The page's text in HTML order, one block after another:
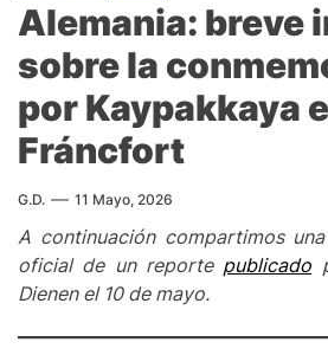
Alemania: breve
sobre la
por Kaypakkaya
Fráncfort
G.D. 11 Mayo, 2026
A continuación compartimos
oficial de un reporte publicado
Dienen el 10 de mayo.